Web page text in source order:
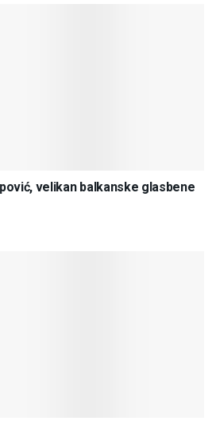
velikan balkanske glasbene